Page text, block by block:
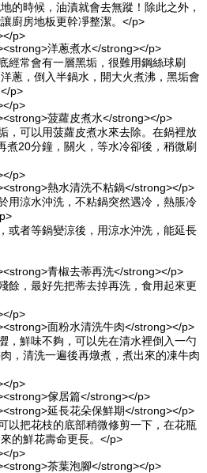
的時候，油漬就會去無蹤！除此之外，
廚房地板更幹凈整潔。</p>
p>
洋蔥煮水</strong></p>
經常會有一層黑垢，很難用鋼絲球刷
蔥，倒入半鍋水，開大火煮沸，黑垢會
p>
p>
菠蘿皮煮水</strong></p>
，可以用菠蘿皮煮水來去除。在鍋裡放
煮20分鐘，關火，等水冷卻後，稍微刷
p>
熱水清洗不粘鍋</strong></p>
用涼水沖洗，不粘鍋突然遇冷，熱脹冷
或者等鍋變涼後，用涼水沖洗，能延長
青椒去蒂再洗</strong></p>
餘，最好先把蒂去掉再洗，食用起來更
p>
面粉水清洗牛肉</strong></p>
，鮮味不夠，可以先在清水裡倒入一勺
，清洗一遍後再燉煮，煮出來的凍牛肉
p>
傢居篇</strong></p>
延長花朵保鮮期</strong></p>
以把花枝的底部稍微修剪一下，在花瓶
的鮮花壽命更長。</p>
p>
茶葉泡腳</strong></p>